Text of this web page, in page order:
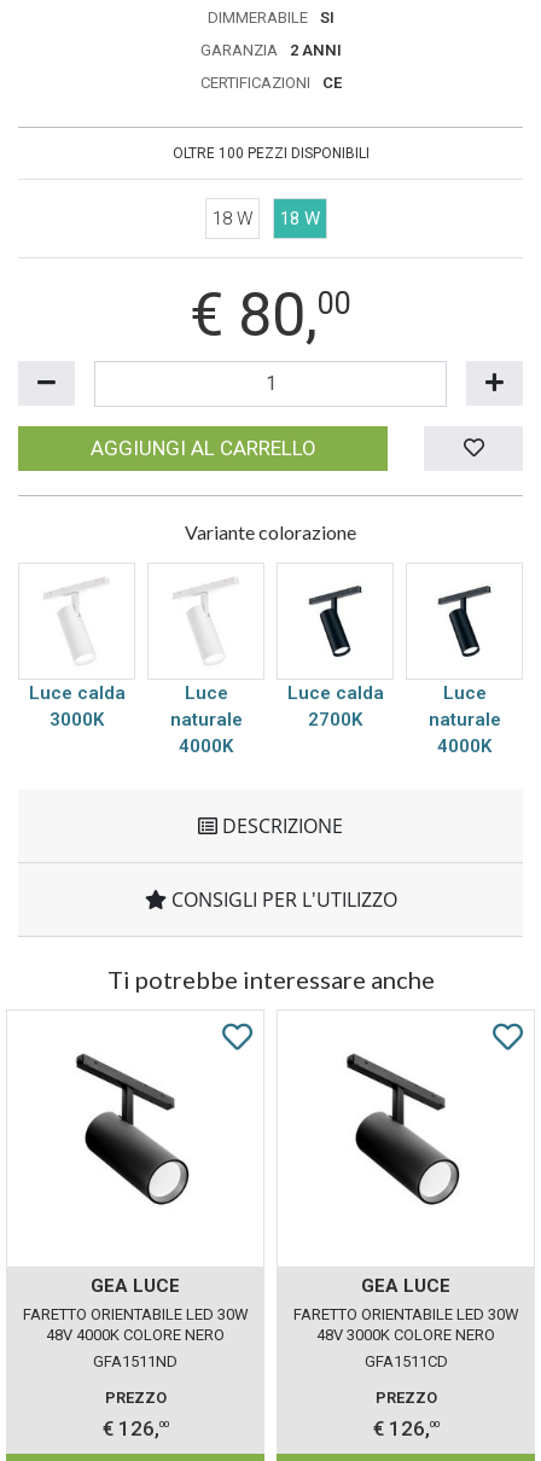
DIMMERABILE
SI
GARANZIA
2 ANNI
CERTIFICAZIONI
CE
OLTRE 100 PEZZI DISPONIBILI
18 W 18 W
€ 80,00
AGGIUNGI AL CARRELLO
Variante colorazione
Luce calda
3000K
Luce
naturale
4000K
Luce calda
2700K
Luce
naturale
4000K
DESCRIZIONE
CONSIGLI PER L'UTILIZZO
Ti potrebbe interessare anche
GEA LUCE
FARETTO ORIENTABILE LED 30W
48V 4000K COLORE NERO
GEALUCE IP20 DIMMERABILE
GFA1511ND
PREZZO
€ 126,00
GEA LUCE
FARETTO ORIENTABILE LED 30W
48V 3000K COLORE NERO
GEALUCE IP20 DIMMERABILE
GFA1511CD
PREZZO
€ 126,00